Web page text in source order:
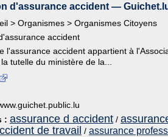
d'assurance accident —
> Organismes > Organismes Citoyens
accident
l'assurance accident appartient à
tutelle du ministère de la...
: assurance d accident /
de travail / assurance